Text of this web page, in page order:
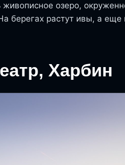
живописное озеро,
берегах растут ивы, а
Харбин